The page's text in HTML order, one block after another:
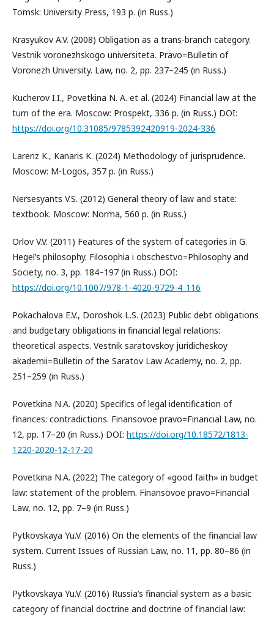
Tomsk: University Press, 193 p. (in Russ.)
Krasyukov A.V. (2008) Obligation as a trans-branch category.
Vestnik voronezhskogo universiteta. Pravo=Bulletin of
Voronezh University. Law, no. 2, pp. 237–245 (in Russ.)
Kucherov I.I., Povetkina N. A. et al. (2024) Financial law at the
turn of the era. Moscow: Prospekt, 336 p. (in Russ.) DOI:
https://doi.org/10.31085/9785392420919-2024-336
Larenz K., Kanaris K. (2024) Methodology of jurisprudence.
Moscow: M-Logos, 357 p. (in Russ.)
Nersesyants V.S. (2012) General theory of law and state:
textbook. Moscow: Norma, 560 p. (in Russ.)
Orlov V.V. (2011) Features of the system of categories in G.
Hegel’s philosophy. Filosophia i obschestvo=Philosophy and
Society, no. 3, pp. 184–197 (in Russ.) DOI:
https://doi.org/10.1007/978-1-4020-9729-4_116
Pokachalova E.V., Doroshok L.S. (2023) Public debt obligations
and budgetary obligations in financial legal relations:
theoretical aspects. Vestnik saratovskoy juridicheskoy
akademii=Bulletin of the Saratov Law Academy, no. 2, pp.
251–259 (in Russ.)
Povetkina N.A. (2020) Specifics of legal identification of
finances: contradictions. Finansovoe pravo=Financial Law, no.
12, pp. 17–20 (in Russ.) DOI: https://doi.org/10.18572/1813-
1220-2020-12-17-20
Povetkina N.A. (2022) The category of «good faith» in budget
law: statement of the problem. Finansovoe pravo=Financial
Law, no. 12, pp. 7–9 (in Russ.)
Pytkovskaya Yu.V. (2016) On the elements of the financial law
system. Current Issues of Russian Law, no. 11, pp. 80–86 (in
Russ.)
Pytkovskaya Yu.V. (2016) Russia’s financial system as a basic
category of financial doctrine and doctrine of financial law: